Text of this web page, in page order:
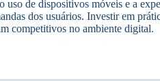
uso de dispositivos móveis e a
dos usuários. Investir em
competitivos no ambiente digital.